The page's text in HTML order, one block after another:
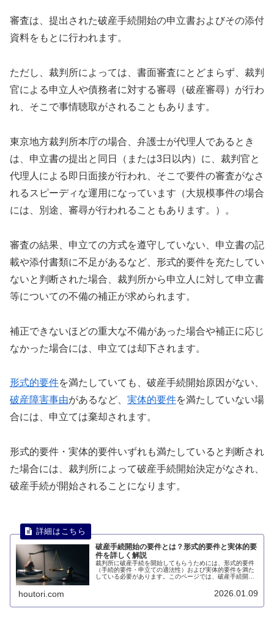
審査は、提出された破産手続開始の申立書およびその添付
資料をもとに行われます。
ただし、裁判所によっては、書面審査にとどまらず、裁判
官による申立人や債務者に対する審尋（破産審尋）が行わ
れ、そこで事情聴取がされることもあります。
東京地方裁判所本庁の場合、弁護士が代理人であるとき
は、申立書の提出と同日（または3日以内）に、裁判官と
代理人による即日面接が行われ、そこで要件の審査がなさ
れるスピーディな運用になっています（大規模事件の場合
には、別途、審尋が行われることもあります。）。
審査の結果、申立ての方式を遵守していない、申立書の記
載や添付書類に不足があるなど、形式的要件を充たしてい
ないと判断された場合、裁判所から申立人に対して申立書
等についての不備の補正が求められます。
補正できないほどの重大な不備があった場合や補正に応じ
なかった場合には、申立ては却下されます。
形式的要件を満たしていても、破産手続開始原因がない、
破産障害事由があるなど、 実体的要件を満たしていない場
合には、申立ては棄却されます。
形式的要件・実体的要件いずれも満たしていると判断され
た場合には、裁判所によって破産手続開始決定がなされ、
破産手続が開始されることになります。
破産手続開始の要件とは？形式的要件と実体的要
件を詳しく解説
裁判所に破産手続を開始してもらうためには、形式的要件
（手続的要件・申立ての適法性）および実体的要件を満た
している必要があります。このページでは、破産手続開始
houtori.com 2026.01.09